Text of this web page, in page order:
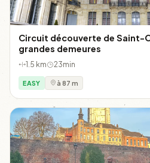
Circuit découverte de Saint-
grandes demeures
1.5 km 23min
EASY à 87 m